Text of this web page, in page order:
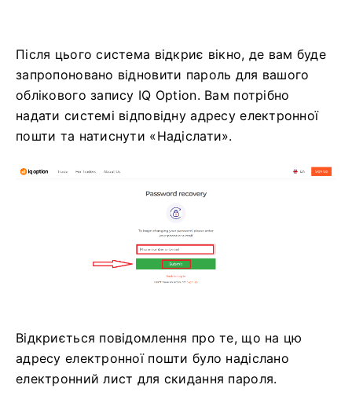
Після цього система відкриє вікно, де вам буде
запропоновано відновити пароль для вашого
облікового запису IQ Option. Вам потрібно
надати системі відповідну адресу електронної
пошти та натиснути «Надіслати».
Відкриється повідомлення про те, що на цю
адресу електронної пошти було надіслано
електронний лист для скидання пароля.